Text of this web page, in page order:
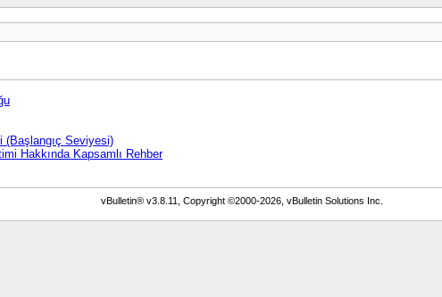
(Başlangıç Seviyesi)
Hakkında Kapsamlı Rehber
vBulletin® v3.8.11, Copyright ©2000-2026, vBulletin Solutions Inc.